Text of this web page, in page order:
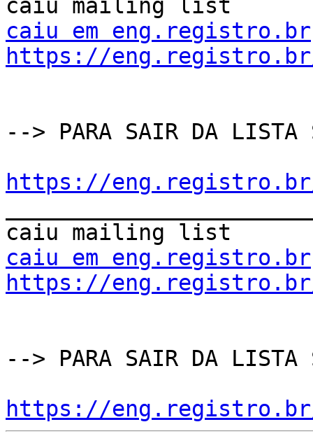
caiu em eng.registro.br
https://
--> PARA SAIR DA LISTA
https://
caiu em eng.registro.br
https://
--> PARA SAIR DA LISTA
https://